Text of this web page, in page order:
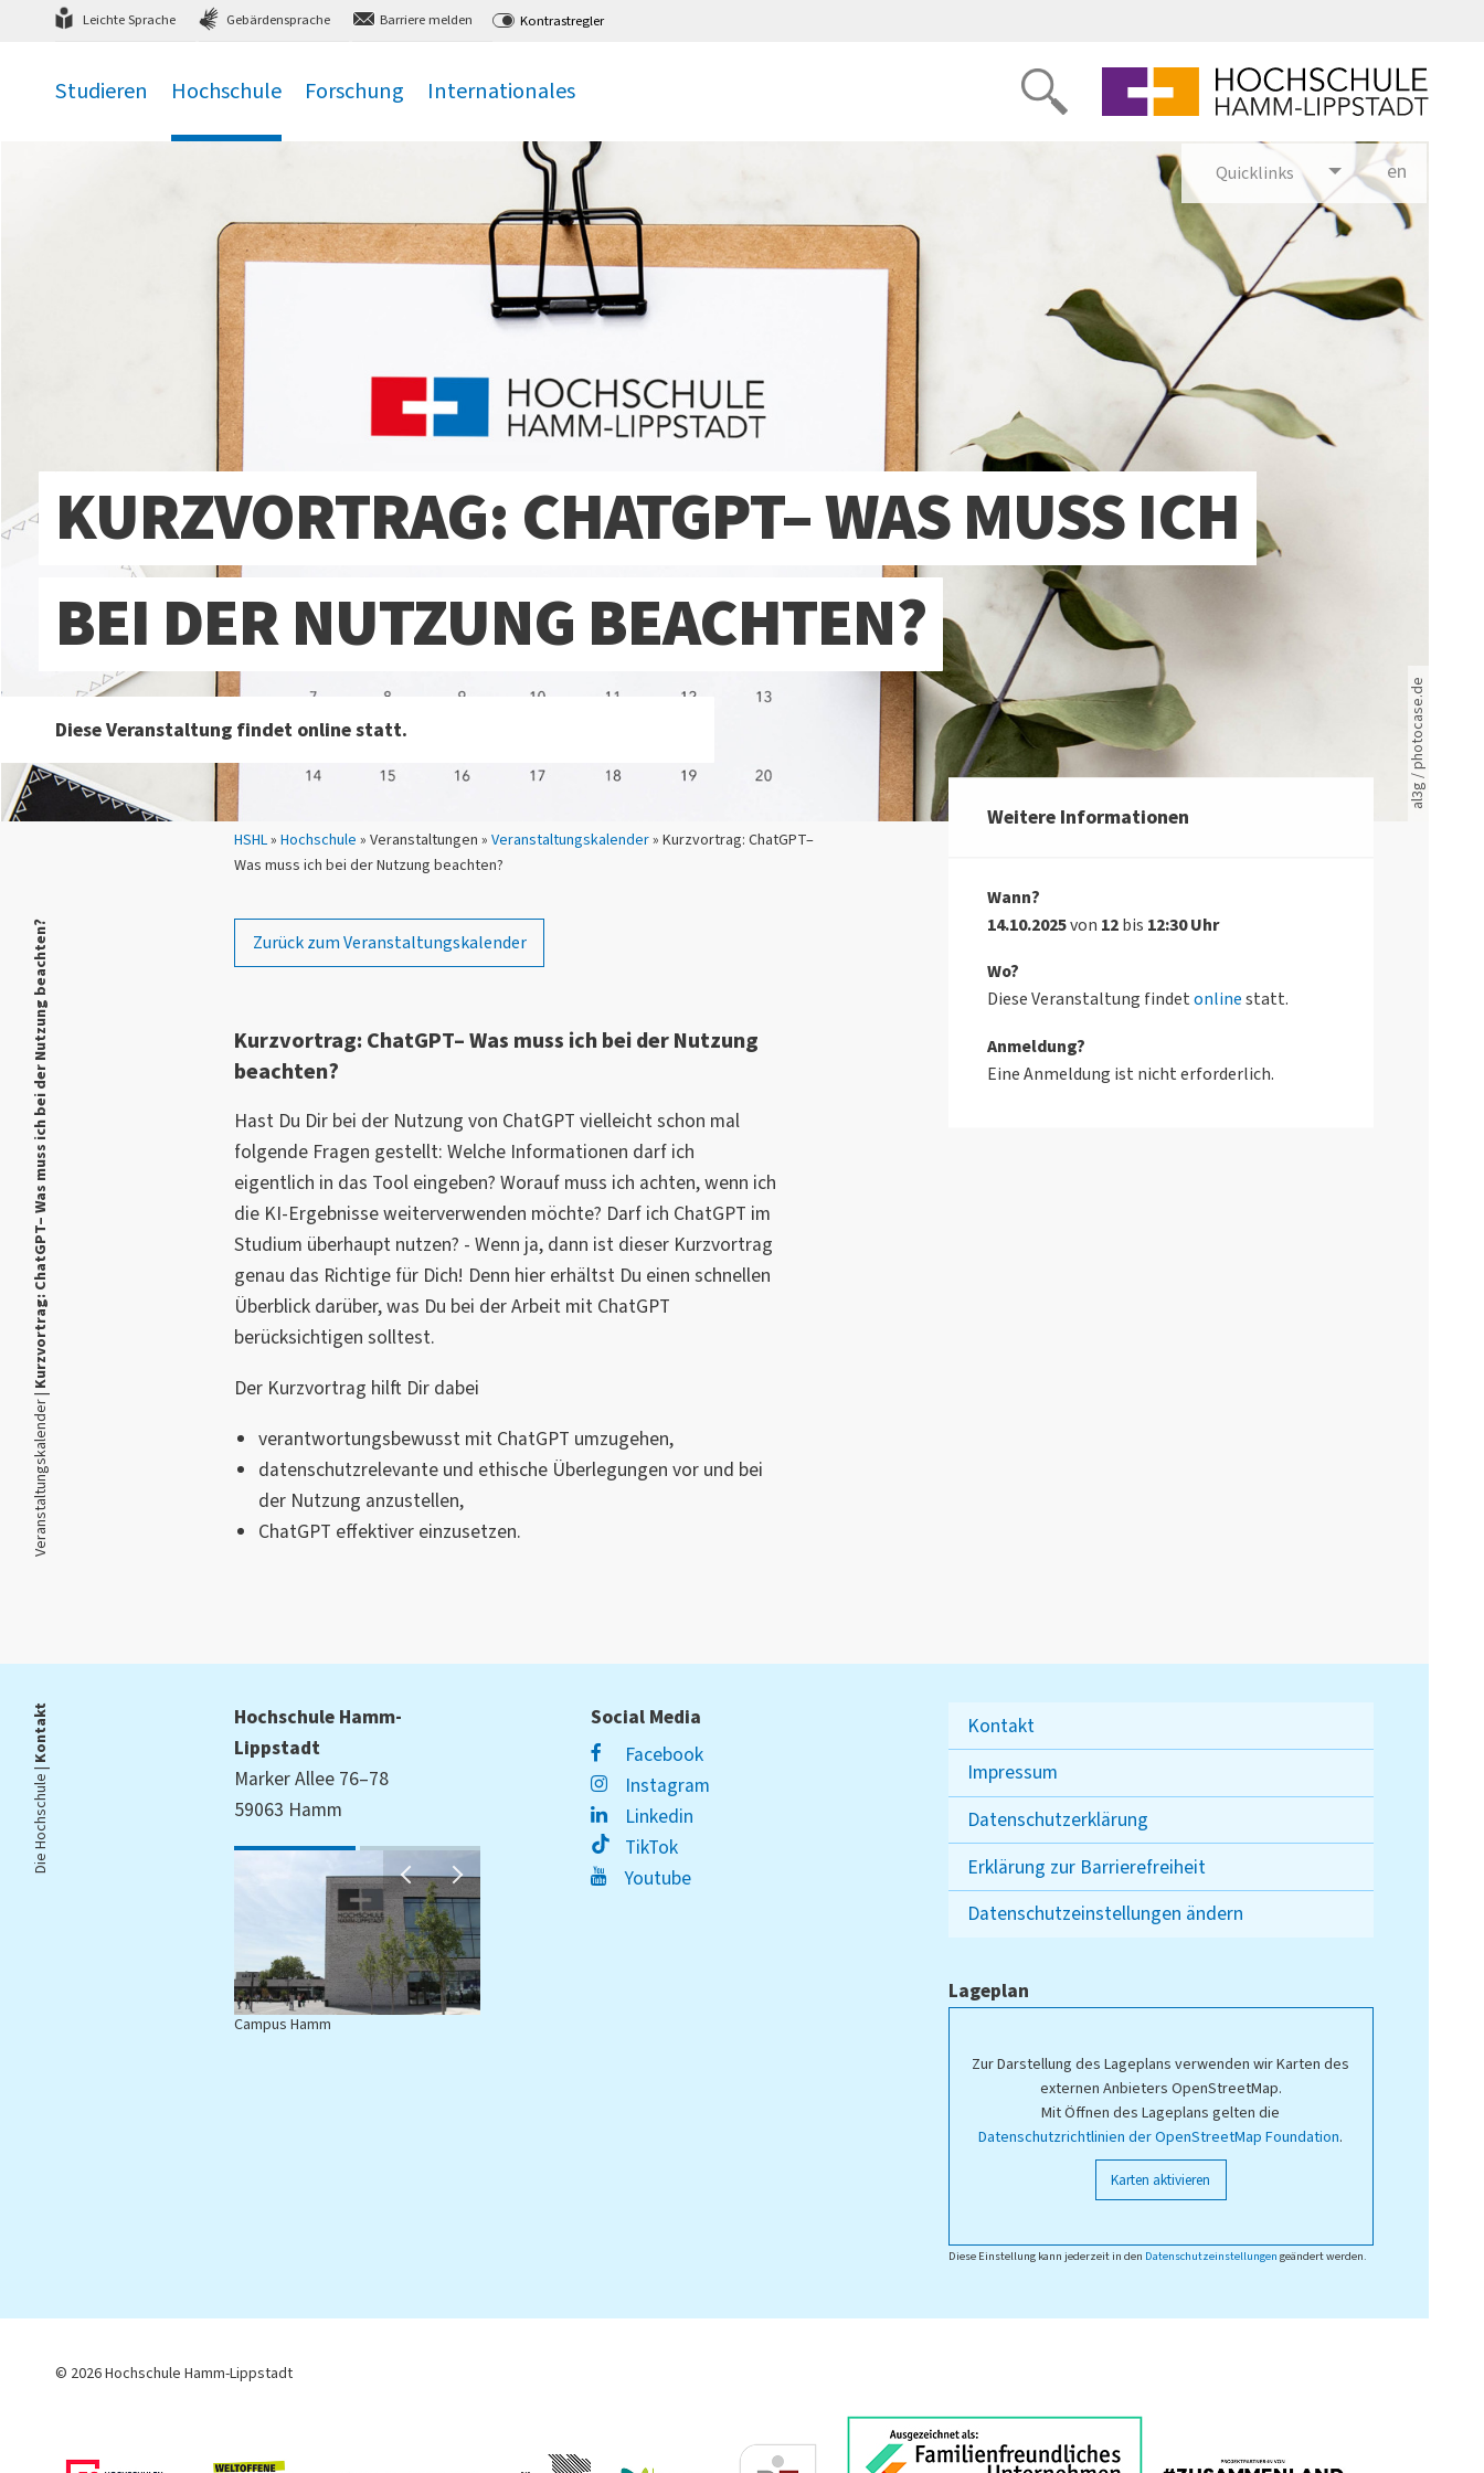
zum Hauptmenü zum Inhalt,
Leichte Sprache Gebärdensprache Barriere melden Kontrastregler
Studieren Hochschule Forschung Internationales
Quicklinks en
Sie sind hier:
HSHL» Hochschule » Veranstaltungen » Veranstaltungskalender» Kurzvortrag: ChatGPT–
Was muss ich bei der Nutzung beachten?
Rote leere Sitzreihen
al3g / photocase.de
KURZVORTRAG: CHATGPT– WAS MUSS ICH
BEI DER NUTZUNG BEACHTEN?
Diese Veranstaltung findet online statt.
Veranstaltungskalender |
Kurzvortrag: ChatGPT– Was muss ich bei der Nutzung beachten? Zurück zum Veranstaltungskalender
Kurzvortrag: ChatGPT– Was muss ich bei der Nutzung
beachten?
Hast Du Dir bei der Nutzung von ChatGPT vielleicht schon mal
folgende Fragen gestellt: Welche Informationen darf ich
eigentlich in das Tool eingeben? Worauf muss ich achten, wenn ich
die KI-Ergebnisse weiterverwenden möchte? Darf ich ChatGPT im
Studium überhaupt nutzen? - Wenn ja, dann ist dieser Kurzvortrag
genau das Richtige für Dich! Denn hier erhältst Du einen schnellen
Überblick darüber, was Du bei der Arbeit mit ChatGPT
berücksichtigen solltest.
Der Kurzvortrag hilft Dir dabei
verantwortungsbewusst mit ChatGPT umzugehen,
datenschutzrelevante und ethische Überlegungen vor und bei
der Nutzung anzustellen,
ChatGPT effektiver einzusetzen.
Weitere Informationen
Wann?
14.10.2025von 12bis 12:30 Uhr
Wo?
Diese Veranstaltung findetonlinestatt.
Anmeldung?
Eine Anmeldung ist nicht erforderlich.
Die Hochschule |
Kontakt
Hochschule Hamm-
Lippstadt
Marker Allee 76–78
59063 Hamm
Campus Hamm
Social Media
Facebook
Instagram
Linkedin
TikTok
Youtube
Kontakt
Impressum
Datenschutzerklärung
Erklärung zur Barrierefreiheit
Datenschutzeinstellungen ändern
Lageplan
Zur Darstellung des Lageplans verwenden wir Karten des
externen Anbieters OpenStreetMap.
Mit Öffnen des Lageplans gelten die
Datenschutzrichtlinien der OpenStreetMap Foundation.
Karten aktivieren
Diese Einstellung kann jederzeit in den Datenschutzeinstellungen geändert werden.
© 2026 Hochschule Hamm-Lippstadt